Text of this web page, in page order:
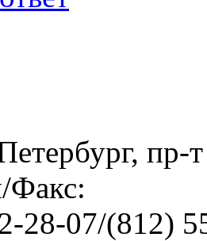
пр-
Факс:
28-07/(812)